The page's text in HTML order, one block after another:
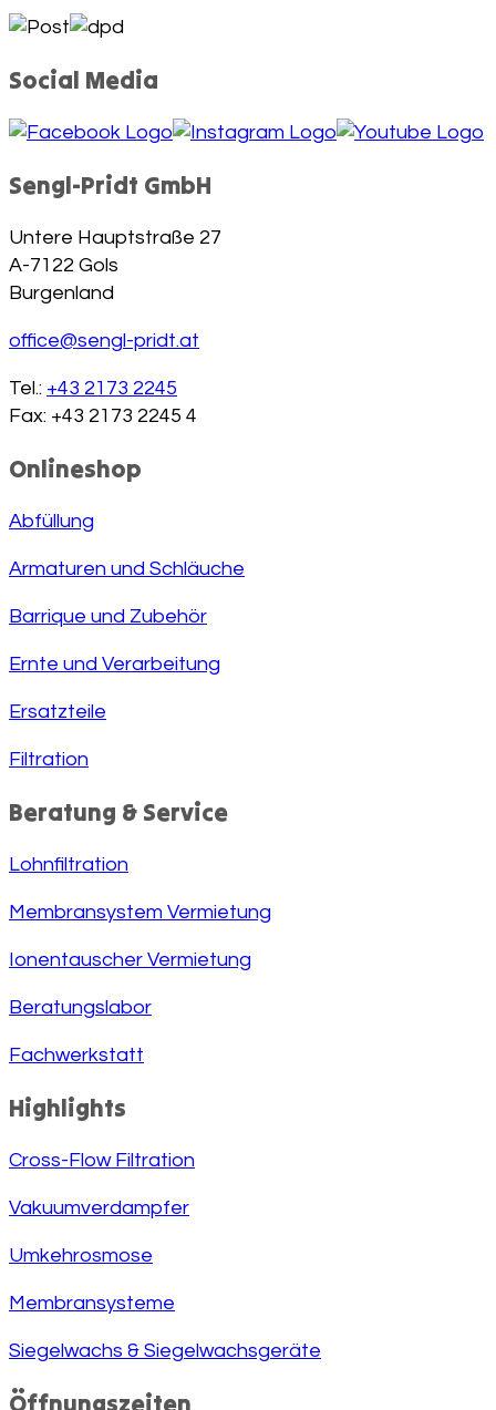
Social Media
Sengl-Pridt GmbH
Untere Hauptstraße 27
A-7122 Gols
Burgenland
office@sengl-pridt.at
Tel.: +43 2173 2245
Fax: +43 2173 2245 4
Onlineshop
Abfüllung
Armaturen und Schläuche
Barrique und Zubehör
Ernte und Verarbeitung
Ersatzteile
Filtration
Beratung & Service
Lohnfiltration
Membransystem Vermietung
Ionentauscher Vermietung
Beratungslabor
Fachwerkstatt
Highlights
Cross-Flow Filtration
Vakuumverdampfer
Umkehrosmose
Membransysteme
Siegelwachs & Siegelwachsgeräte
Öffnungszeiten